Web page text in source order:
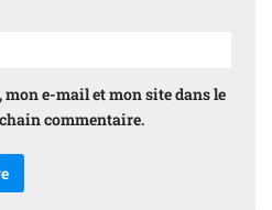
e-mail et mon site dans le
commentaire.